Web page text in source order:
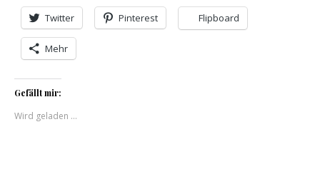
Twitter Pinterest Flipboard
Mehr
Gefällt mir:
Wird geladen …